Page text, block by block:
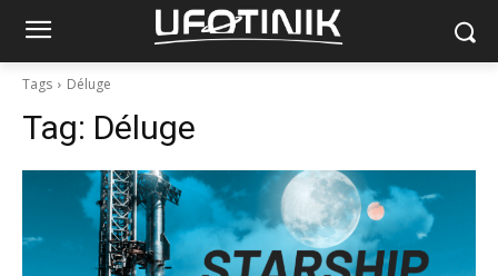
Tags Déluge
Tag: Déluge